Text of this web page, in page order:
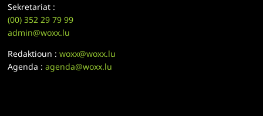
Sekretariat :
(00)352 29 79 99
admin@woxx.lu
Redaktioun :woxx@woxx.lu
Agenda :agenda@woxx.lu